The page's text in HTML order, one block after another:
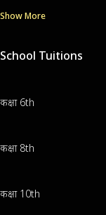
Show More
School Tuitions
कक्षा 6th
कक्षा 8th
कक्षा 10th